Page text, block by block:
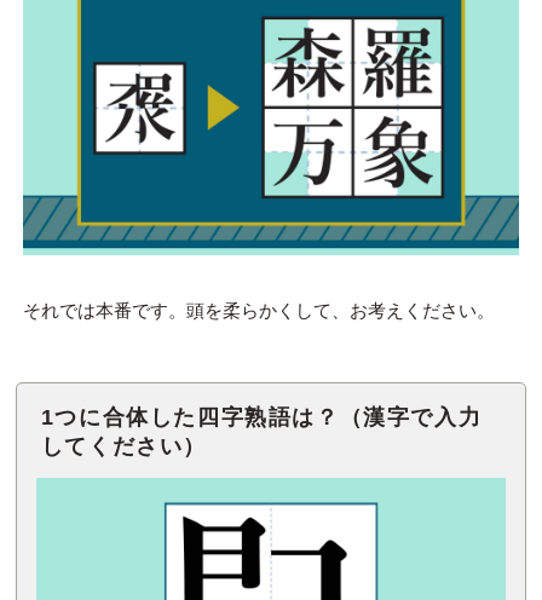
それでは本番です。頭を柔らかくして、お考えください。
1つに合体した四字熟語は？（漢字で入力
してください）